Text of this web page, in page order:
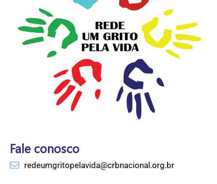
Fale conosco
redeumgritopelavida@crbnacional.org.br